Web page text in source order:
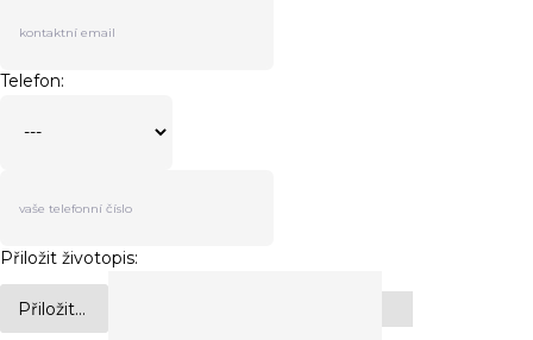
Telefon:
Přiložit životopis:
Přiložit...